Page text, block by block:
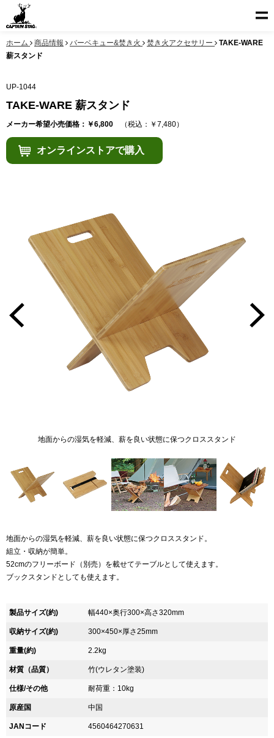
ホーム 商品情報 バーベキュー&焚き火 焚き火アクセサリー
TAKE-WARE
薪スタンド
UP-1044
TAKE-WARE 薪スタンド
メーカー希望小売価格：￥6,800 （税込：￥7,480）
オンラインストアで購入
地面からの湿気を軽減、薪を良い状態に保つクロススタンド
地面からの湿気を軽減、薪を良い状態に保つクロススタンド。
組立・収納が簡単。
52cmのフリーボード（別売）を載せてテーブルとして使えます。
ブックスタンドとしても使えます。
製品サイズ(約) 幅440×奥行300×高さ320mm
収納サイズ(約) 300×450×厚さ25mm
重量(約) 2.2kg
材質（品質） 竹(ウレタン塗装)
仕様/その他 耐荷重：10kg
原産国 中国
JANコード 4560464270631